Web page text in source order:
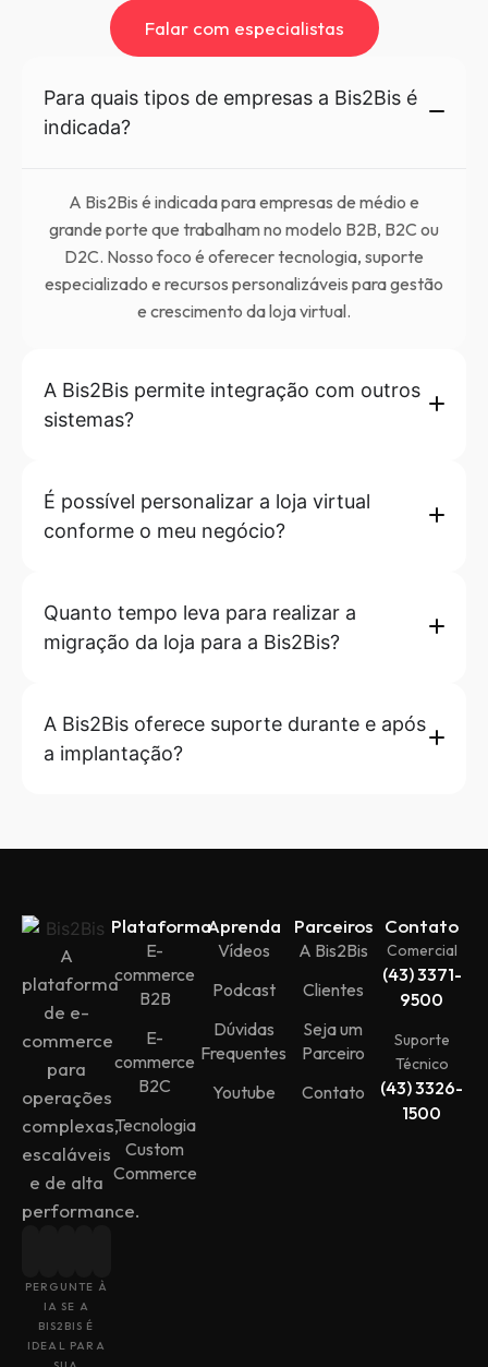
Falar com especialistas
Para quais tipos de empresas a Bis2Bis é
indicada?
A Bis2Bis é indicada para empresas de médio e
grande porte que trabalham no modelo B2B, B2C ou
D2C. Nosso foco é oferecer tecnologia, suporte
especializado e recursos personalizáveis para gestão
e crescimento da loja virtual.
A Bis2Bis permite integração com outros
sistemas?
É possível personalizar a loja virtual
conforme o meu negócio?
Quanto tempo leva para realizar a
migração da loja para a Bis2Bis?
A Bis2Bis oferece suporte durante e após
a implantação?
A
plataforma
de e-
commerce
para
operações
complexas,
escaláveis
e de alta
performance.
PERGUNTE À
IA SE A
BIS2BIS É
IDEAL PARA
Plataforma
E-
commerce
B2B
E-
commerce
B2C
Tecnologia
Custom
Commerce
Aprenda
Vídeos
Podcast
Dúvidas
Frequentes
Youtube
Parceiros
A Bis2Bis
Clientes
Seja um
Parceiro
Contato
Contato
Comercial
(43) 3371-
9500
Suporte
Técnico
(43) 3326-
1500